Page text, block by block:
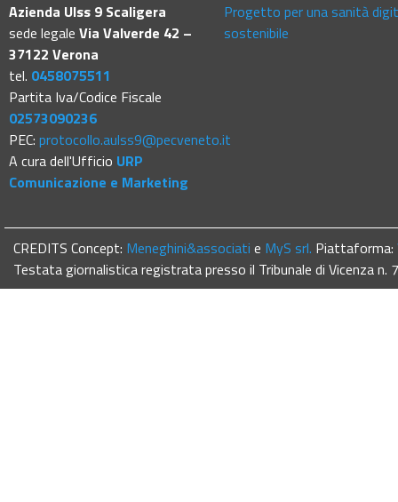
Azienda Ulss 9 Scaligera
sede legale Via Valverde 42 –
37122 Verona
tel. 0458075511
Partita Iva/Codice Fiscale
02573090236
PEC: protocollo.aulss9@pecveneto.it
A cura dell'Ufficio URP
Comunicazione e Marketing
Progetto per una sanità
sostenibile
CREDITS Concept: Meneghini&associati e MyS srl. Piattaforma:
Testata giornalistica registrata presso il Tribunale di Vicenza n.